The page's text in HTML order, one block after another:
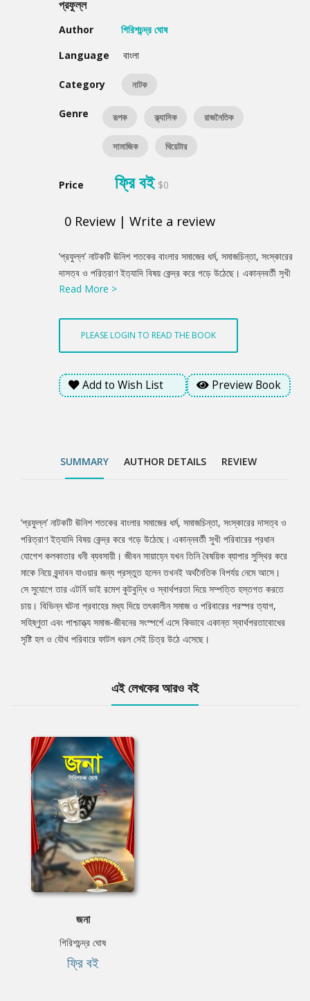
প্রফুল্ল
Author
গিরিশচন্দ্র ঘোষ
Language
বাংলা
Category নাটক
Genre রূপক ক্ল্যাসিক রাজনৈতিক
সামাজিক থিয়েটার
Price ফ্রি বই $0
0 Review | Write a review
Product
Summery
‘প্রফুল্ল’ নাটকটি ঊনিশ শতকের বাংলার সমাজের ধর্ম, সমাজচিন্তা, সংস্কারের
দাসত্ব ও পরিত্রাণ ইত্যাদি বিষয় কেন্দ্র করে গড়ে উঠেছে। একান্নবর্তী সুখী
পরিবারের প্রধান যোগেশ কলকাতার ধনী ব্যবসায়ী। জীবন সায়াহ্নে যখন তিনি
তখনই অর্থনৈতিক বিপর্যয় নেমে আসে। সে সুযোগে তার এটর্নি ভাই রমেশ
কুটবুদ্ধি ও স্বার্থপরতা দিয়ে সম্পত্তি হস্তগত করতে চায়। বিভিন্ন ঘটনা
প্রবাহের মধ্য দিয়ে তৎকালীন সমাজ ও পরিবারের পরস্পর ত্যাগ, সহিষ্ণুতা এবং
পাশ্চাত্ত্য সমাজ-জীবনের সংস্পর্শে এসে কিভাবে একান্ত স্বার্থপরতাবোধের সৃষ্টি
হল ও যৌথ পরিবারে ফাটল ধরল সেই চিত্র উঠে এসেছে।
Read More >
PLEASE LOGIN TO READ THE BOOK
Add to Wish List Preview Book
SUMMARY AUTHOR DETAILS REVIEW
Tab
Article
‘প্রফুল্ল’ নাটকটি ঊনিশ শতকের বাংলার সমাজের ধর্ম, সমাজচিন্তা, সংস্কারের দাসত্ব ও
পরিত্রাণ ইত্যাদি বিষয় কেন্দ্র করে গড়ে উঠেছে। একান্নবর্তী সুখী পরিবারের প্রধান
যোগেশ কলকাতার ধনী ব্যবসায়ী। জীবন সায়াহ্নে যখন তিনি বৈষয়িক ব্যাপার সুস্থির করে
মাকে নিয়ে বৃন্দাবন যাওয়ার জন্য প্রস্তুত হলেন তখনই অর্থনৈতিক বিপর্যয় নেমে আসে।
সে সুযোগে তার এটর্নি ভাই রমেশ কুটবুদ্ধি ও স্বার্থপরতা দিয়ে সম্পত্তি হস্তগত করতে
চায়। বিভিন্ন ঘটনা প্রবাহের মধ্য দিয়ে তৎকালীন সমাজ ও পরিবারের পরস্পর ত্যাগ,
সহিষ্ণুতা এবং পাশ্চাত্ত্য সমাজ-জীবনের সংস্পর্শে এসে কিভাবে একান্ত স্বার্থপরতাবোধের
সৃষ্টি হল ও যৌথ পরিবারে ফাটল ধরল সেই চিত্র উঠে এসেছে।
এই লেখকের আরও বই
জনা
গিরিশচন্দ্র ঘোষ
ফ্রি বই